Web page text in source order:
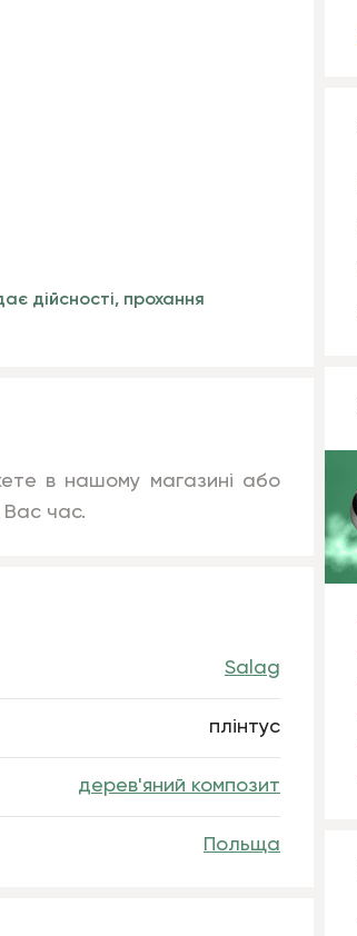
дійсності, прохання
в нашому магазині або
час.
Salag
плінтус
дерев'яний композит
Польща